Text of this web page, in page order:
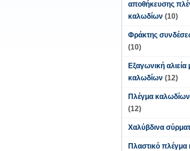
αποθήκευσης
καλωδίων (10)
Φράκτης
(10)
Εξαγωνική αλιεία
καλωδίων (12)
Πλέγμα
(12)
Χαλύβδινα
Πλαστικό